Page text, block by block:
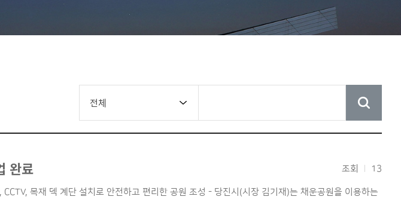
kakao
kakaos
전체
완료
목재 덱 계단 설치로 안전하고 편리한 공원 조성 - 당진시(시장 김기재)는 채운공원을 이용하는
조회 13